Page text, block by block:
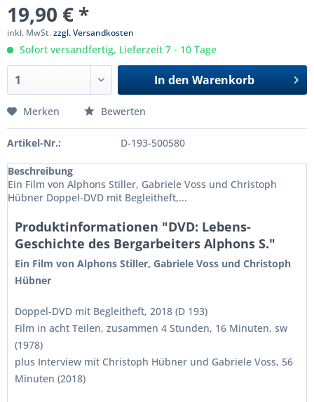
19,90 € *
inkl. MwSt.zzgl. Versandkosten
Sofort versandfertig, Lieferzeit 7 - 10 Tage
In den Warenkorb
Merken Bewerten
Artikel-Nr.: D-193-500580
Beschreibung
Ein Film von Alphons Stiller, Gabriele Voss und Christoph
Hübner Doppel-DVD mit Begleitheft,...
Produktinformationen "DVD: Lebens-
Geschichte des Bergarbeiters Alphons S."
Ein Film von Alphons Stiller, Gabriele Voss und Christoph
Hübner
Doppel-DVD mit Begleitheft, 2018 (D 193)
Film in acht Teilen, zusammen 4 Stunden, 16 Minuten, sw
(1978)
plus Interview mit Christoph Hübner und Gabriele Voss, 56
Minuten (2018)